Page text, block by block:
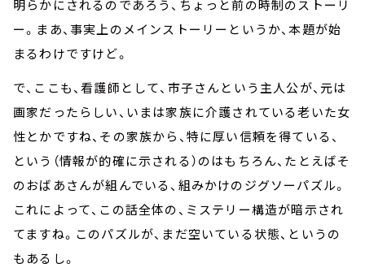
明らかにされるのであろう、ちょっと前の時制のストーリ
ー。まあ、事実上のメインストーリーというか、本題が始
まるわけですけど。
で、ここも、看護師として、市子さんという主人公が、元は
画家だったらしい、いまは家族に介護されている老いた女
性とかですね、その家族から、特に厚い信頼を得ている、
という（情報が的確に示される）のはもちろん、たとえばそ
のおばあさんが組んでいる、組みかけのジグソーパズル。
これによって、この話全体の、ミステリー構造が暗示され
てますね。このパズルが、まだ空いている状態、というの
もあるし。